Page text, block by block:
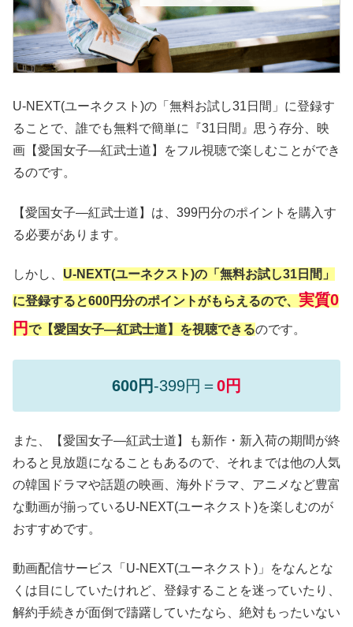
U-NEXT(ユーネクスト)の「無料お試し31日間」に登録す
ることで、誰でも無料で簡単に『31日間』思う存分、映
画【愛国女子―紅武士道】をフル視聴で楽しむことができ
るのです。
【愛国女子―紅武士道】は、399円分のポイントを購入す
る必要があります。
しかし、 U-NEXT(ユーネクスト)の「無料お試し31日間」
に登録すると600円分のポイントがもらえるので、 実質0
円で【愛国女子―紅武士道】を視聴できるのです。
600円-399円＝0円
また、【愛国女子―紅武士道】も新作・新入荷の期間が終
わると見放題になることもあるので、それまでは他の人気
の韓国ドラマや話題の映画、海外ドラマ、アニメなど豊富
な動画が揃っているU-NEXT(ユーネクスト)を楽しむのが
おすすめです。
動画配信サービス「U-NEXT(ユーネクスト)」をなんとな
くは目にしていたけれど、登録することを迷っていたり、
解約手続きが面倒で躊躇していたなら、絶対もったいない